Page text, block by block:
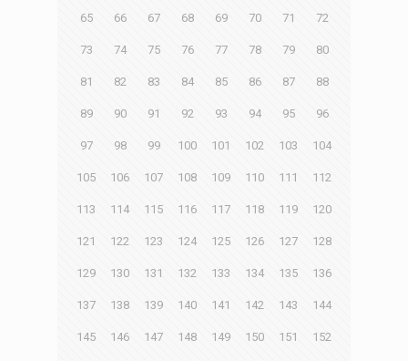
65 66 67 68 69 70 71 72
73 74 75 76 77 78 79 80
81 82 83 84 85 86 87 88
89 90 91 92 93 94 95 96
97 98 99 100 101 102 103 104
105 106 107 108 109 110 111 112
113 114 115 116 117 118 119 120
121 122 123 124 125 126 127 128
129 130 131 132 133 134 135 136
137 138 139 140 141 142 143 144
145 146 147 148 149 150 151 152